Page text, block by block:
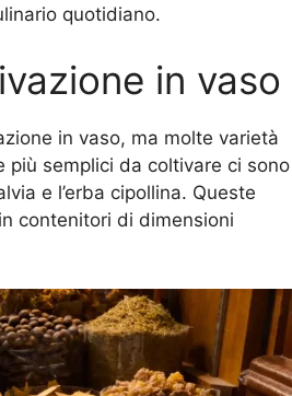
quotidiano.
in vaso
in vaso, ma molte varietà
semplici da coltivare ci sono
e l’erba cipollina. Queste
contenitori di dimensioni